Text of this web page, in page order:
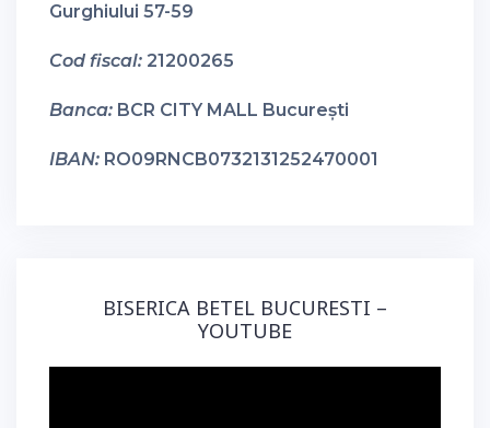
Gurghiului 57-59
Cod fiscal: 21200265
Banca: BCR CITY MALL București
IBAN: RO09RNCB0732131252470001
BISERICA BETEL BUCURESTI –
YOUTUBE